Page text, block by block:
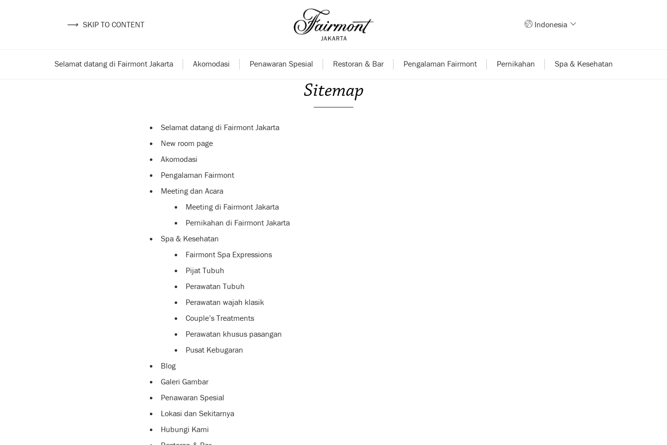
⟶ SKIP TO CONTENT Indonesia
Selamat datang di Fairmont Jakarta Akomodasi Penawaran Spesial Restoran & Bar Pengalaman Fairmont Pernikahan Spa & Kesehatan
Sitemap
Selamat datang di Fairmont Jakarta
New room page
Akomodasi
Pengalaman Fairmont
Meeting dan Acara
Meeting di Fairmont Jakarta
Pernikahan di Fairmont Jakarta
Spa & Kesehatan
Fairmont Spa Expressions
Pijat Tubuh
Perawatan Tubuh
Perawatan wajah klasik
Couple’s Treatments
Perawatan khusus pasangan
Pusat Kebugaran
Blog
Galeri Gambar
Penawaran Spesial
Lokasi dan Sekitarnya
Hubungi Kami